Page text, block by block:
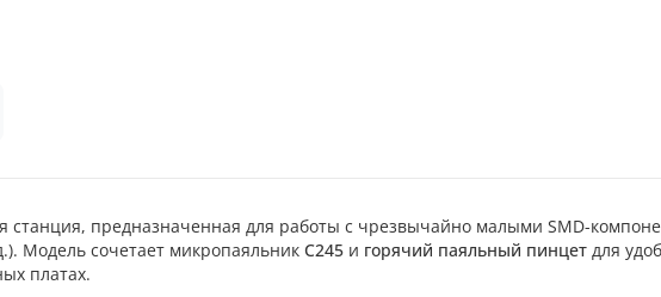
предназначенная для работы с чрезвычайно малыми SMD-
Модель сочетает микропаяльник C245 и горячий паяльный пинцет для
платах.